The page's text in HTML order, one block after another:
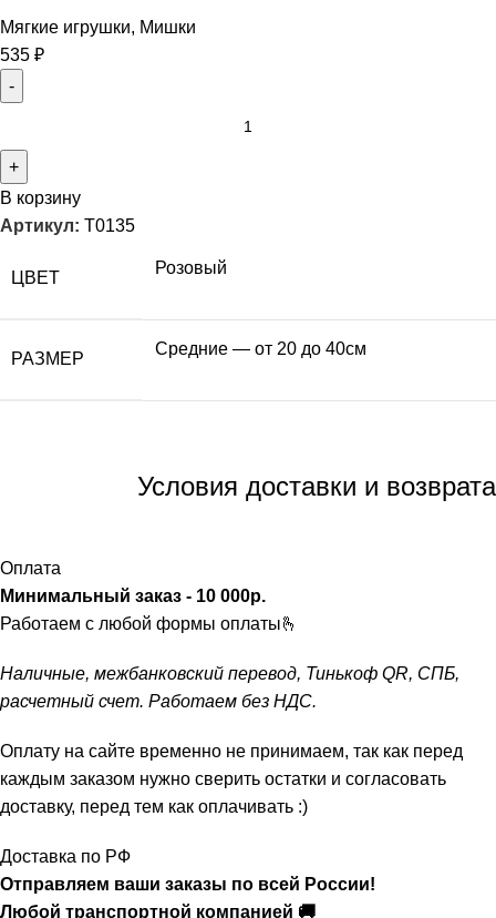
Мягкие игрушки, Мишки
535 ₽
В корзину
Артикул: T0135
ЦВЕТ
Розовый
РАЗМЕР
Средние — от 20 до 40см
Условия доставки и возврата
Оплата
Минимальный заказ - 10 000р.
Работаем с любой формы оплаты🫰
Наличные, межбанковский перевод, Тинькоф QR, СПБ,
расчетный счет. Работаем без НДС.
Оплату на сайте временно не принимаем, так как перед
каждым заказом нужно сверить остатки и согласовать
доставку, перед тем как оплачивать :)
Доставка по РФ
Отправляем ваши заказы по всей России!
Любой транспортной компанией 🚚